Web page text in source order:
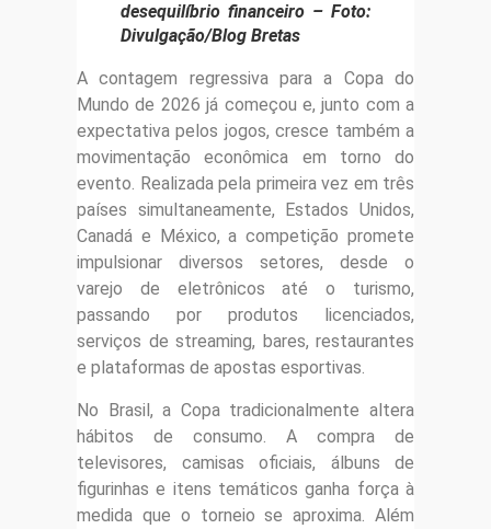
desequilíbrio financeiro – Foto:
Divulgação/Blog Bretas
A contagem regressiva para a Copa do
Mundo de 2026 já começou e, junto com a
expectativa pelos jogos, cresce também a
movimentação econômica em torno do
evento. Realizada pela primeira vez em três
países simultaneamente, Estados Unidos,
Canadá e México, a competição promete
impulsionar diversos setores, desde o
varejo de eletrônicos até o turismo,
passando por produtos licenciados,
serviços de streaming, bares, restaurantes
e plataformas de apostas esportivas.
No Brasil, a Copa tradicionalmente altera
hábitos de consumo. A compra de
televisores, camisas oficiais, álbuns de
figurinhas e itens temáticos ganha força à
medida que o torneio se aproxima. Além